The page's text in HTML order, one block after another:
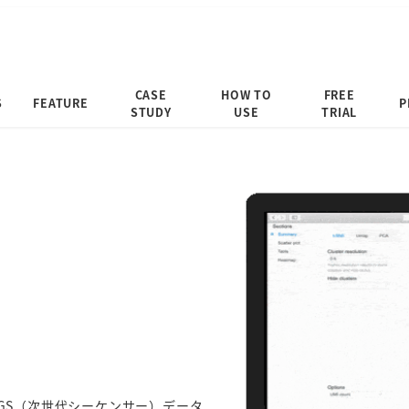
FEATURE
CASE
STUDY
HOW TO
USE
FREE
TRIAL